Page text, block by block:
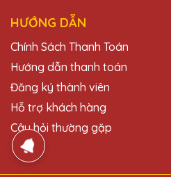
HƯỚNG DẪN
Chính Sách Thanh Toán
Hướng dẫn thanh toán
Đăng ký thành viên
Hỗ trợ khách hàng
Câu hỏi thường gặp